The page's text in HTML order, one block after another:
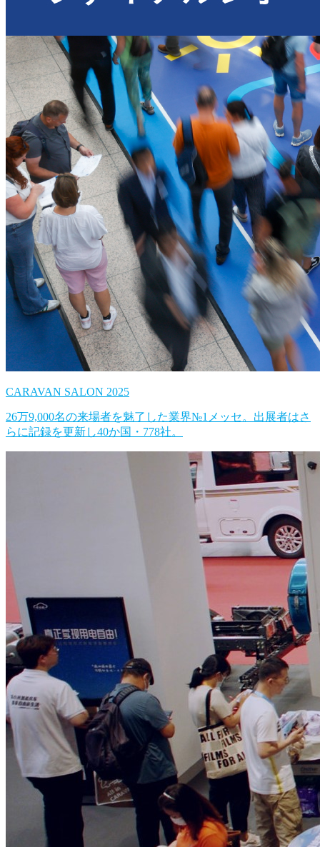
CARAVAN SALON 2025
26万9,000名の来場者を魅了した業界№1メッセ。出展者はさ
らに記録を更新し40か国・778社。